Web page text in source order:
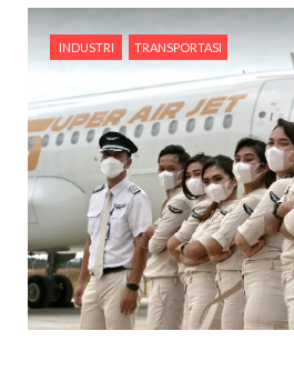
INDUSTRI TRANSPORTASI